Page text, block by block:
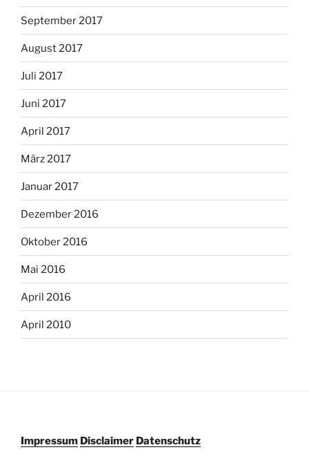
September 2017
August 2017
Juli 2017
Juni 2017
April 2017
März 2017
Januar 2017
Dezember 2016
Oktober 2016
Mai 2016
April 2016
April 2010
Impressum Disclaimer Datenschutz